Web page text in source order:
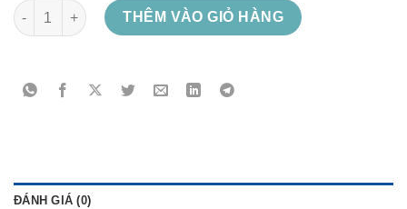
Silence speaks số lượng
THÊM VÀO GIỎ HÀNG
ĐÁNH GIÁ (0)